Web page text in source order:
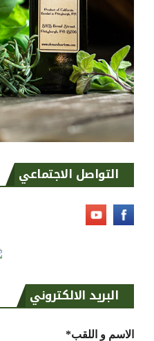
التواصل الاجتماعي
البريد الالكتروني
الاسم و اللقب*